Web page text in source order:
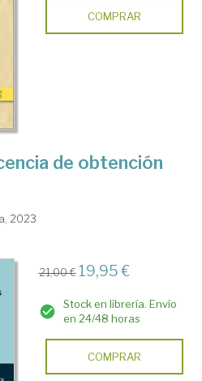
COMPRAR
de obtención
2023
21,00 € 19,95 €
Stock en librería. Envío
en 24/48 horas
COMPRAR